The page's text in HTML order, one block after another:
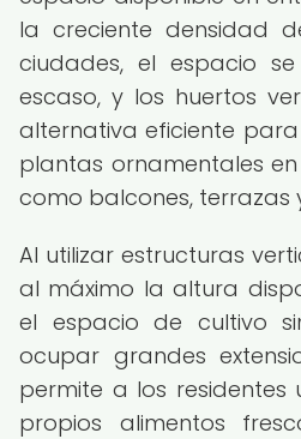
la creciente densidad
ciudades, el espacio
escaso, y los huertos
alternativa eficiente
plantas ornamentales
como balcones, terrazas
Al utilizar estructuras
al máximo la altura
el espacio de cultivo
ocupar grandes
permite a los residentes
propios alimentos